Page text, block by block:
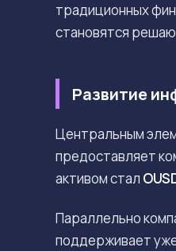
традиционных
становятся
Развитие
Центральным
предоставляет
активом стал
Параллельно
поддерживает